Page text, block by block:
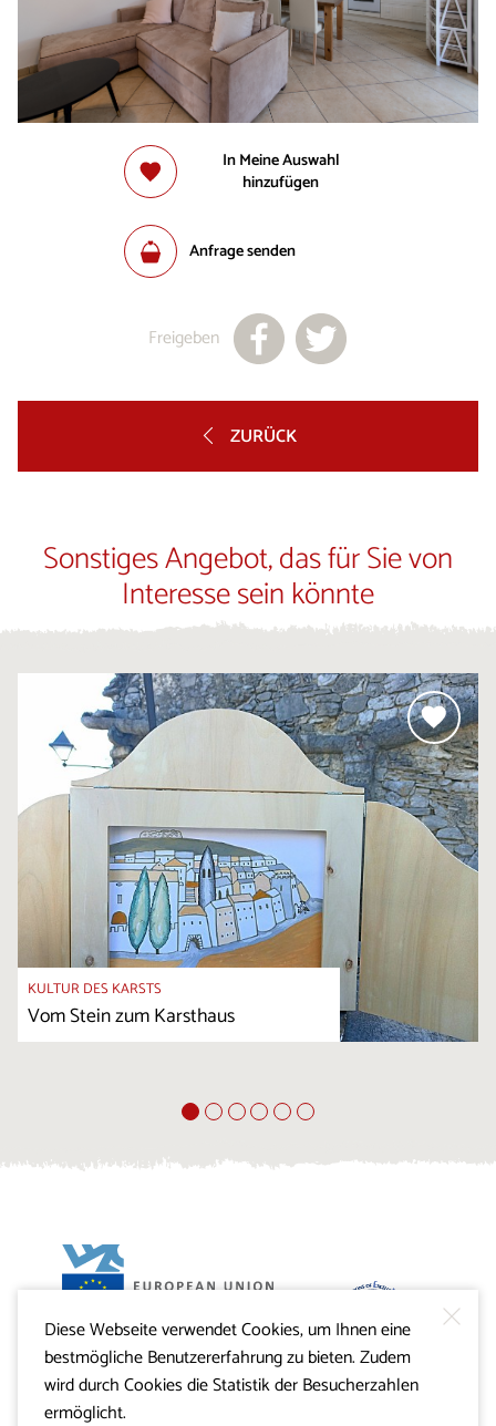
In Meine Auswahl
hinzufügen
Anfrage senden
Freigeben
ZURÜCK
Sonstiges Angebot, das für Sie von
Interesse sein könnte
KULTUR DES KARSTS
Vom Stein zum Karsthaus
Projekt Visitkras. Die Investition wird von der Republik
Slowenien und von der Europäischen Union aus dem
Europäischen Fonds für regionale Entwicklung
mitfinanziert.
Diese Webseite verwendet Cookies, um Ihnen eine
bestmögliche Benutzererfahrung zu bieten. Zudem
wird durch Cookies die Statistik der Besucherzahlen
ermöglicht.